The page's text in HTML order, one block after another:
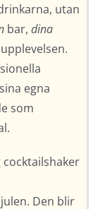
utan
bar, dina
egna
som
Den blir